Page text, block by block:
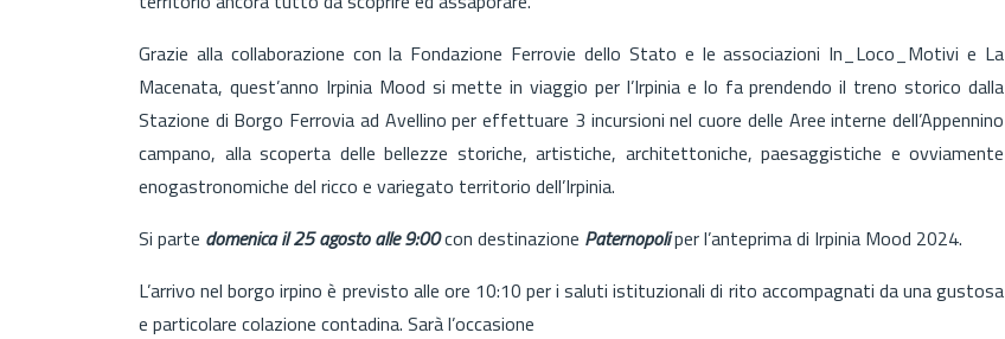
Grazie alla collaborazione con la Fondazione Ferrovie dello Stato e le associazioni In_Loco_Motivi e La
Macenata, quest’anno Irpinia Mood si mette in viaggio per l’Irpinia e lo fa prendendo il treno storico dalla
Stazione di Borgo Ferrovia ad Avellino per effettuare 3 incursioni nel cuore delle Aree interne dell’Appennino
campano, alla scoperta delle bellezze storiche, artistiche, architettoniche, paesaggistiche e ovviamente
enogastronomiche del ricco e variegato territorio dell’Irpinia.
Si parte domenica il 25 agosto alle 9:00con destinazione Paternopoliper l’anteprima di Irpinia Mood 2024.
L’arrivo nel borgo irpino è previsto alle ore 10:10 per i saluti istituzionali di rito accompagnati da una gustosa
e particolare colazione contadina. Sarà l’occasione